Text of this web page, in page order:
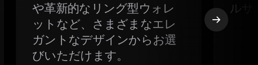
や革新的なリング型ウォレ
ットなど、さまざまなエレ
ガントなデザインからお選
びいただけます。
ルサ